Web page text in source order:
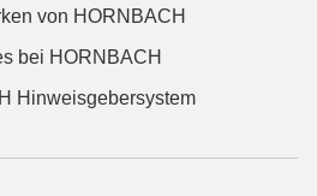
von HORNBACH
bei HORNBACH
Hinweisgebersystem